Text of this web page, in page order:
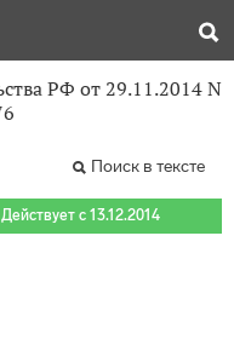
РФ от 29.11.2014 N
Поиск в тексте
с 13.12.2014